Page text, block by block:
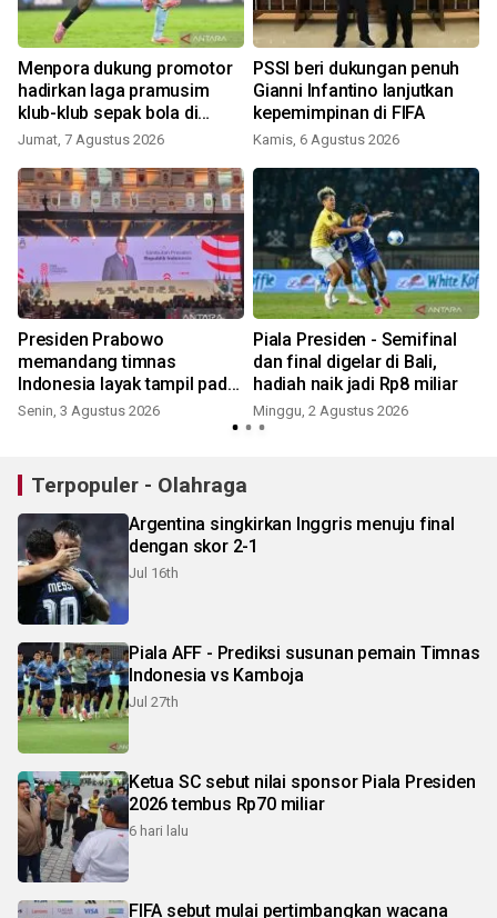
Menpora dukung promotor
hadirkan laga pramusim
klub-klub sepak bola di
Indonesia
Jumat, 7 Agustus 2026
PSSI beri dukungan penuh
Gianni Infantino lanjutkan
kepemimpinan di FIFA
Kamis, 6 Agustus 2026
Presiden Prabowo
memandang timnas
Indonesia layak tampil pada
Piala Dunia 2030
Senin, 3 Agustus 2026
Piala Presiden - Semifinal
dan final digelar di Bali,
hadiah naik jadi Rp8 miliar
Minggu, 2 Agustus 2026
Terpopuler - Olahraga
Argentina singkirkan Inggris menuju final
dengan skor 2-1
Jul 16th
Piala AFF - Prediksi susunan pemain Timnas
Indonesia vs Kamboja
Jul 27th
Ketua SC sebut nilai sponsor Piala Presiden
2026 tembus Rp70 miliar
6 hari lalu
FIFA sebut mulai pertimbangkan wacana